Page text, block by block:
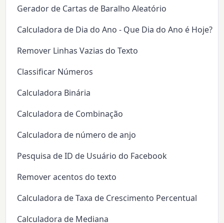
Gerador de Cartas de Baralho Aleatório
Calculadora de Dia do Ano - Que Dia do Ano é Hoje?
Remover Linhas Vazias do Texto
Classificar Números
Calculadora Binária
Calculadora de Combinação
Calculadora de número de anjo
Pesquisa de ID de Usuário do Facebook
Remover acentos do texto
Calculadora de Taxa de Crescimento Percentual
Calculadora de Mediana